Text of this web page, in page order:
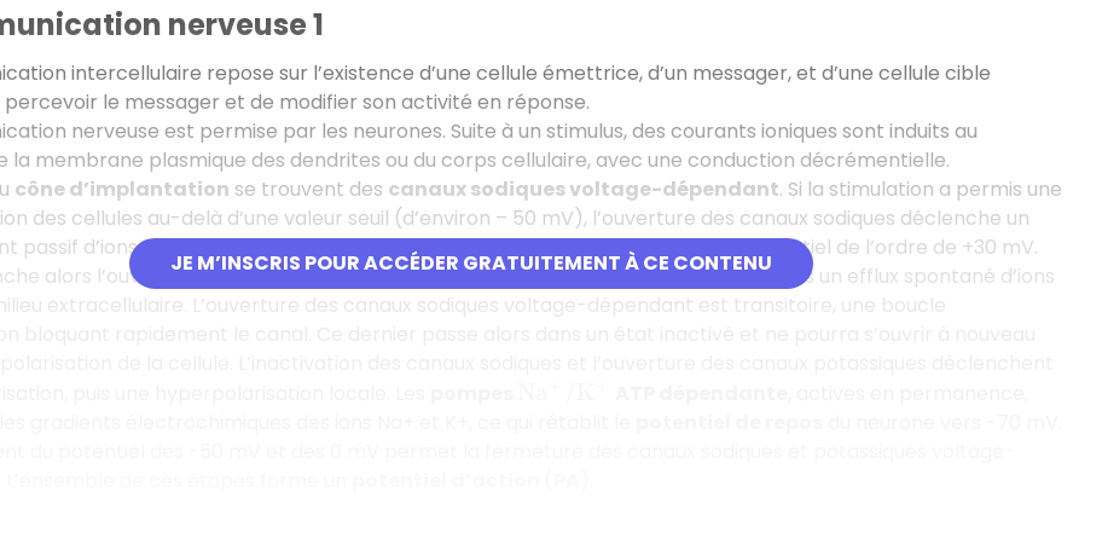
JE M’INSCRIS POUR ACCÉDER GRATUITEMENT À CE CONTENU
nerveuse 1
intercellulaire repose sur l’existence d’une cellule émettrice, d’un messager, et d’une cellule cible
le messager et de modifier son activité en réponse.
nerveuse est permise par les neurones. Suite à un stimulus, des courants ioniques sont induits au
la membrane plasmique des dendrites ou du corps cellulaire, avec une conduction décrémentielle.
cône d’implantation se trouvent des canaux sodiques voltage-dépendant. Si la stimulation a permis une
des cellules au-delà d’une valeur seuil (d’environ – 50 mV), l’ouverture des canaux sodiques déclenche un
passif d’ions Na+, ce qui dépolarise la cellule puis entraîne une différence de potentiel de l’ordre de +30 mV.
alors l’ouverture de canauxpotassiques voltage-dépendant, entraînant alors un efflux spontané d’ions
extracellulaire. L’ouverture des canaux sodiques voltage-dépendant est transitoire, une boucle